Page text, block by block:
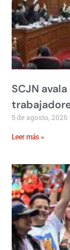
SCJN
5 de agosto, 2026
Leer más »